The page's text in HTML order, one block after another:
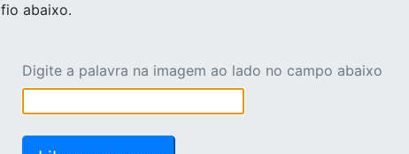
abaixo.
Digite a palavra na imagem ao lado no campo abaixo